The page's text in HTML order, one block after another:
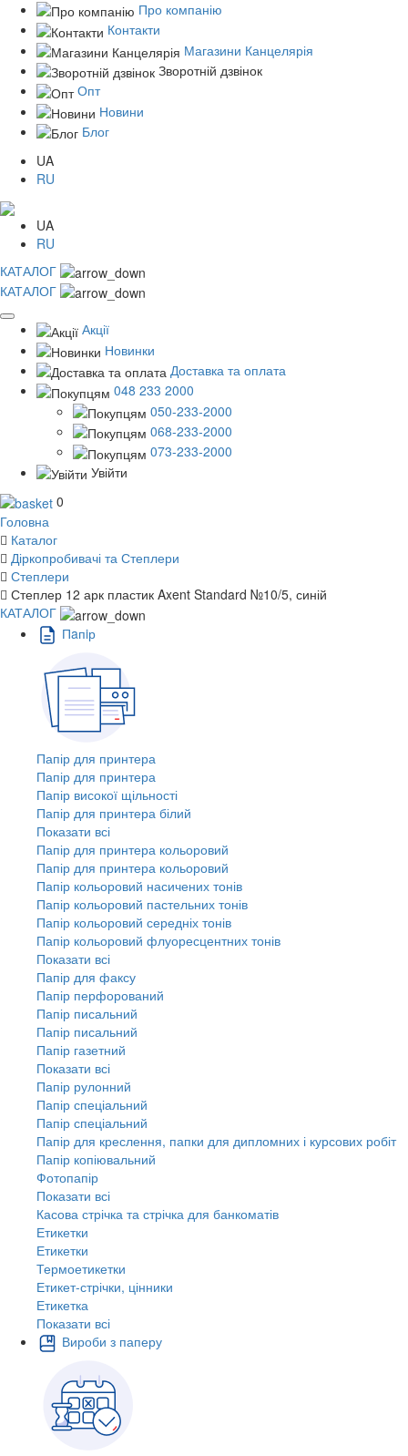
Про компанію
Контакти
Магазини Канцелярія
Зворотній дзвінок
Опт
Новини
Блог
UA
RU
UA
RU
КАТАЛОГ
КАТАЛОГ
Акції
Новинки
Доставка та оплата
048 233 2000
050-233-2000
068-233-2000
073-233-2000
Увійти
0
Головна
Каталог
Діркопробивачі та Степлери
Степлери
Степлер 12 арк пластик Axent Standard №10/5, синій
КАТАЛОГ
Пaпiр
Папір для принтера
Папір для принтера
Папір високої щільності
Папір для принтера білий
Показати всі
Папір для принтера кольоровий
Папір для принтера кольоровий
Папір кольоровий насичених тонів
Папір кольоровий пастельних тонів
Папір кольоровий середніх тонів
Папір кольоровий флуоресцентних тонів
Показати всі
Папір для факсу
Папір перфорований
Папір писальний
Папір писальний
Папір газетний
Показати всі
Папір рулонний
Папір спеціальний
Папір спеціальний
Папір для креслення, папки для дипломних і курсових робіт
Папір копіювальний
Фотопапір
Показати всі
Касова стрічка та стрічка для банкоматів
Етикетки
Етикетки
Термоетикетки
Етикет-стрічки, цінники
Етикетка
Показати всі
Вироби з паперу